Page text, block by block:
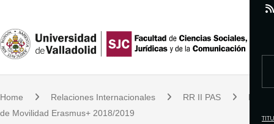
i
t
o
c
Home Relaciones Internacionales RR II PAS
Becas
de Movilidad Erasmus+ 2018/2019
r